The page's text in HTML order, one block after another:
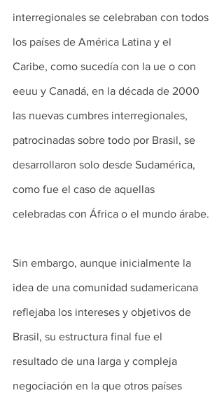
interregionales se celebraban con todos
los países de América Latina y el
Caribe, como sucedía con la ue o con
eeuu y Canadá, en la década de 2000
las nuevas cumbres interregionales,
patrocinadas sobre todo por Brasil, se
desarrollaron solo desde Sudamérica,
como fue el caso de aquellas
celebradas con África o el mundo árabe.
Sin embargo, aunque inicialmente la
idea de una comunidad sudamericana
reflejaba los intereses y objetivos de
Brasil, su estructura final fue el
resultado de una larga y compleja
negociación en la que otros países